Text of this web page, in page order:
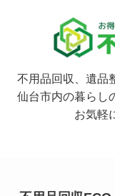
不用品回収、遺品
仙台市内の暮らし
お気軽